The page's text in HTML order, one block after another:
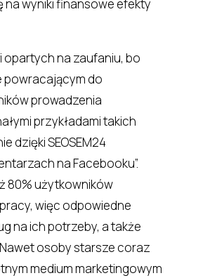
na wyniki finansowe efekty
opartych na zaufaniu, bo
powracającym do
prowadzenia
przykładami takich
dzięki SEOSEM24
na Facebooku”.
80% użytkowników
więc odpowiedne
na ich potrzeby, a także
osoby starsze coraz
medium marketingowym